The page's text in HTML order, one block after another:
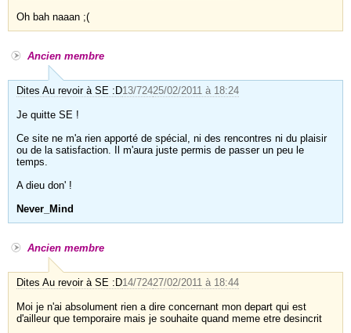
Oh bah naaan ;(
Ancien membre
Dites Au revoir à SE :D13/72425/02/2011 à 18:24
Je quitte SE !
Ce site ne m'a rien apporté de spécial, ni des rencontres ni du plaisir
ou de la satisfaction. Il m'aura juste permis de passer un peu le
temps.
A dieu don' !
Never_Mind
Ancien membre
Dites Au revoir à SE :D14/72427/02/2011 à 18:44
Moi je n'ai absolument rien a dire concernant mon depart qui est
d'ailleur que temporaire mais je souhaite quand meme etre desincrit